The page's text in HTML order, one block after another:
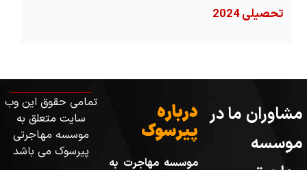
تحصیلی 2024
مشاوران ما در
موسسه
درباره
پیرسوک
موسسه مهاجرت به
تمامی حقوق این وب
سایت متعلق به
موسسه مهاجرتی
پیرسوک می باشد